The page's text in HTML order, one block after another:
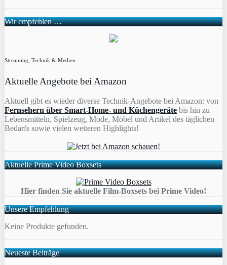
Wir empfehlen …
Streaming, Technik & Medien
Aktuelle Angebote bei Amazon
Aktuell gibt es wieder diverse Technik-Angebote bei Amazon: von
Fernsehern über Smart-Home- und Küchengeräte bis hin zu
Lebensmitteln, Spielzeug, Mode, Möbel und Artikel des täglichen
Bedarfs sowie vielen weiteren Highlights!
Aktuelle Prime Video Boxsets
Hier finden Sie aktuelle Film-Boxsets bei Prime Video!
Unsere Empfehlung
Keine Produkte gefunden.
Neueste Beiträge